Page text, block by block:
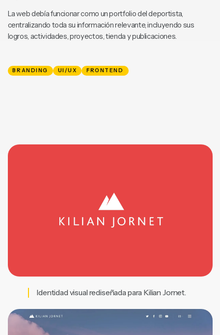
Identidad visual rediseñada para Kilian Jornet.
La web debía funcionar como un portfolio del deportista,
centralizando toda su información relevante, incluyendo sus
logros, actividades, proyectos, tienda y publicaciones.
BRANDING UI/UX FRONTEND